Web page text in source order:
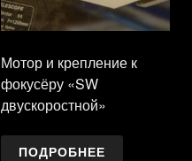
Мотор и крепление к
фокусёру «SW
двускоростной»
ПОДРОБНЕЕ